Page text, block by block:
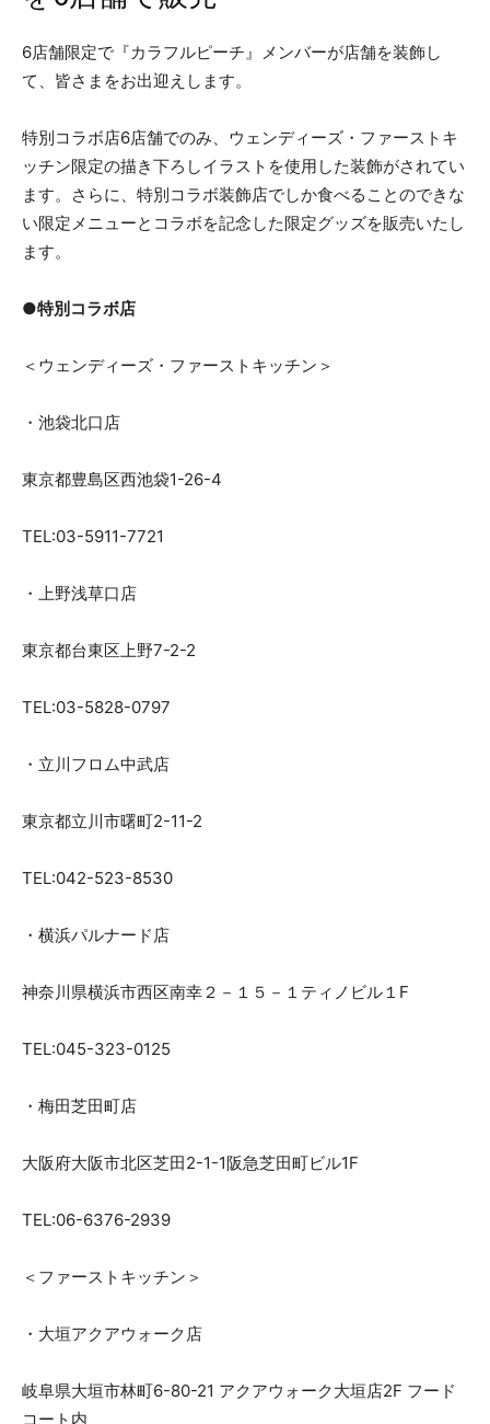
6店舗限定で『カラフルピーチ』メンバーが店舗を装飾し
て、皆さまをお出迎えします。
特別コラボ店6店舗でのみ、ウェンディーズ・ファーストキ
ッチン限定の描き下ろしイラストを使用した装飾がされてい
ます。さらに、特別コラボ装飾店でしか食べることのできな
い限定メニューとコラボを記念した限定グッズを販売いたし
ます。
●特別コラボ店
＜ウェンディーズ・ファーストキッチン＞
・池袋北口店
東京都豊島区西池袋1-26-4
TEL:03-5911-7721
・上野浅草口店
東京都台東区上野7-2-2
TEL:03-5828-0797
・立川フロム中武店
東京都立川市曙町2-11-2
TEL:042-523-8530
・横浜パルナード店
神奈川県横浜市西区南幸２－１５－１ティノビル１F
TEL:045-323-0125
・梅田芝田町店
大阪府大阪市北区芝田2-1-1阪急芝田町ビル1F
TEL:06-6376-2939
＜ファーストキッチン＞
・大垣アクアウォーク店
岐阜県大垣市林町6-80-21 アクアウォーク大垣店2F フード
コート内